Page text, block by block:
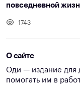
повседневной
1743
О сайте
Оди — издание для
помогать им в